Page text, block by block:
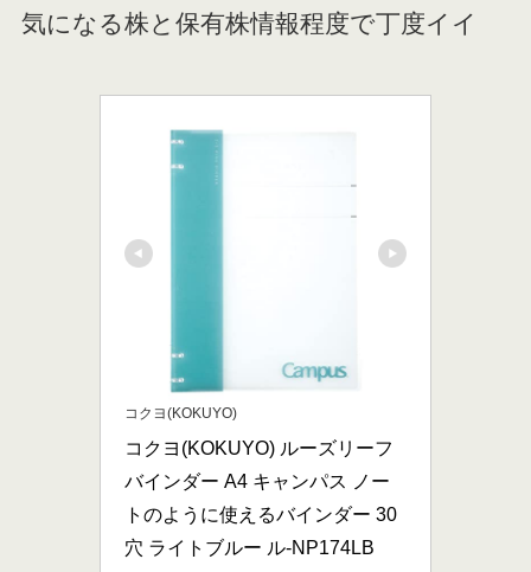
気になる株と保有株情報程度で丁度イイ
コクヨ(KOKUYO)
コクヨ(KOKUYO) ルーズリーフ
バインダー A4 キャンパス ノー
トのように使えるバインダー 30
穴 ライトブルー ル-NP174LB